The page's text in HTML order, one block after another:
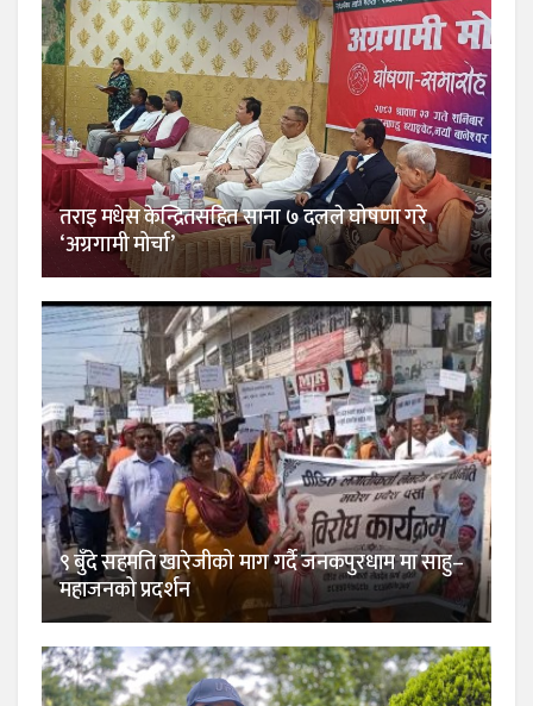
तराइ मधेस केन्द्रितसहित साना ७ दलले घोषणा गरे
‘अग्रगामी मोर्चा’
९ बुँदे सहमति खारेजीको माग गर्दै जनकपुरधाम मा साहु–
महाजनको प्रदर्शन